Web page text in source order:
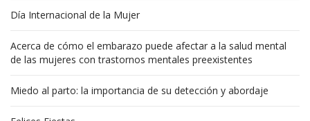
Día Internacional de la Mujer
Acerca de cómo el embarazo puede afectar a la salud mental
de las mujeres con trastornos mentales preexistentes
Miedo al parto: la importancia de su detección y abordaje